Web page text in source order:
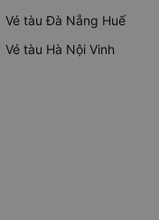
Vé tàu Đà Nẵng Huế
Vé tàu Hà Nội Vinh